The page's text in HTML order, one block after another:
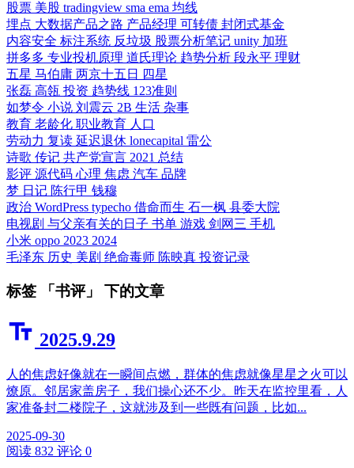
股票 美股 tradingview sma ema 均线
埋点 大数据产品之路 产品经理 可转债 封闭式基金
内容安全 标注系统 反垃圾 股票分析笔记 unity 加班
拼多多 专业投机原理 道氏理论 趋势分析 段永平 理财
五星 马伯庸 两京十五日
四星
张磊 高瓴 投资 趋势线 123准则
如梦令 小说 刘震云 2B 生活 杂事
教育 老龄化 职业教育 人口
劳动力 复读 延迟退休 lonecapital 雷公
诗歌 传记 共产党宣言 2021 总结
影评 源代码 心理 焦虑 汽车 品牌
梦 日记 陈行甲 钱穆
政治 WordPress typecho 借命而生 石一枫 县委大院
电视剧 与父亲有关的日子 书单 游戏 剑网三 手机
小米 oppo 2023 2024
毛泽东 历史 美剧 绝命毒师 陈映真 投资记录
标签 「书评」 下的文章
2025.9.29
人的焦虑好像就在一瞬间点燃，群体的焦虑就像星星之火可以
燎原。邻居家盖房子，我们操心还不少。昨天在监控里看，人
家准备封二楼院子，这就涉及到一些既有问题，比如...
2025-09-30
阅读 832 评论 0